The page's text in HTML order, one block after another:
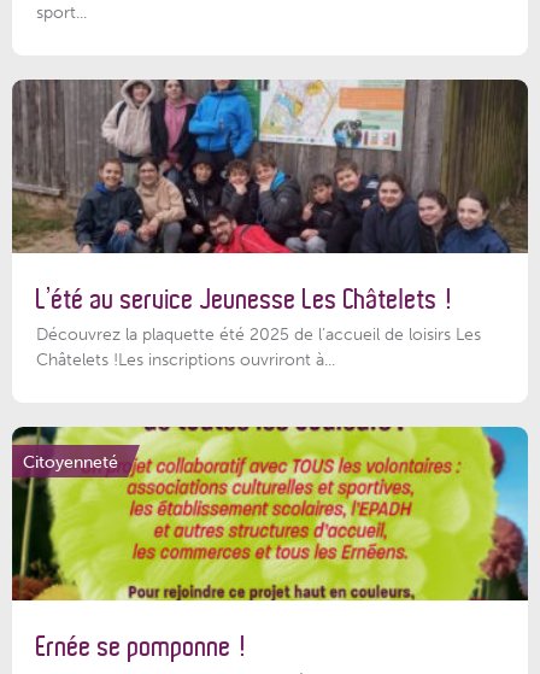
sport...
L’été au service Jeunesse Les Châtelets !
Découvrez la plaquette été 2025 de l’accueil de loisirs Les
Châtelets !Les inscriptions ouvriront à...
Citoyenneté
Ernée se pomponne !